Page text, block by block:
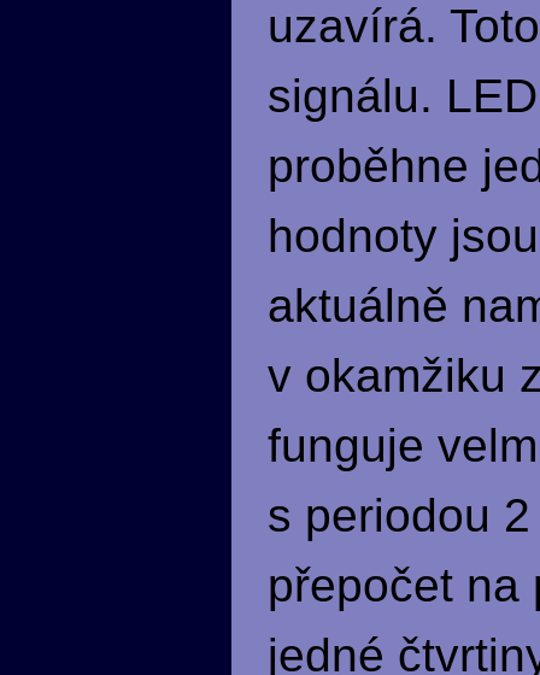
uzavírá.
signálu.
proběhne
hodnoty
aktuálně
v okamžiku
funguje
s periodou
přepočet na
jedné